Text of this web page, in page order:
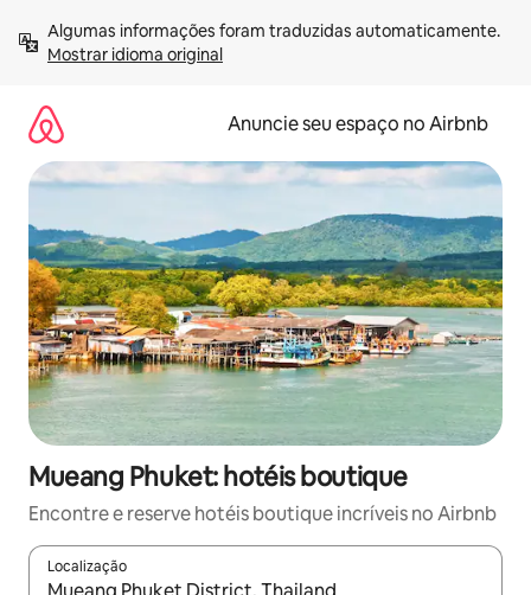
para
Mostrar idioma original
Anuncie seu espaço no Airbnb
Mueang Phuket: hotéis boutique
Encontre e reserve hotéis boutique incríveis no Airbnb
Localização
Quando os resultados estiverem disponíveis, explore-os